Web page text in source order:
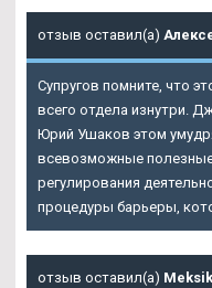
отзыв оставил(а)
Супругов помните, что
всего отдела изнутри.
Юрий Ушаков этом
всевозможные
регулирования
процедуры барьеры,
отзыв оставил(а)